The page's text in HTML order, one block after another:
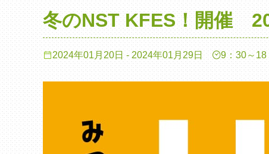
冬のNST KFES！開催
2024年01月20日 - 2024年01月29日 9：30～18